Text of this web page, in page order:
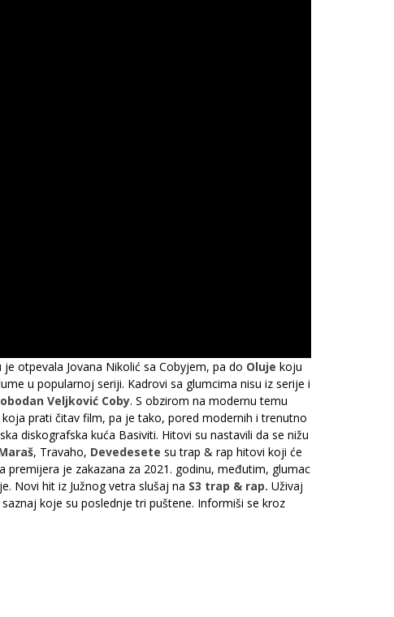
je otpevala Jovana Nikolić sa Cobyjem, pa do Oluje koju
u popularnoj seriji. Kadrovi sa glumcima nisu iz serije i
Veljković Coby. S obzirom na modernu temu
prati čitav film, pa je tako, pored modernih i trenutno
diskografska kuća Basiviti. Hitovi su nastavili da se nižu
, Travaho, Devedesete su trap & rap hitovi koji će
premijera je zakazana za 2021. godinu, međutim, glumac
Novi hit iz Južnog vetra slušaj na S3 trap & rap. Uživaj
koje su poslednje tri puštene. Informiši se kroz